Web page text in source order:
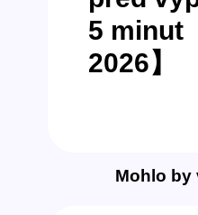
5 minut
2026】
Mohlo by